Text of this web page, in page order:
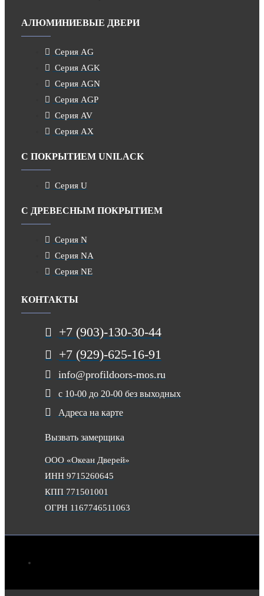
АЛЮМИНИЕВЫЕ ДВЕРИ
Серия AG
Серия AGK
Серия AGN
Серия AGP
Серия AV
Серия AX
С ПОКРЫТИЕМ UNILACK
Серия U
С ДРЕВЕСНЫМ ПОКРЫТИЕМ
Серия N
Серия NA
Серия NE
КОНТАКТЫ
+7 (903)-130-30-44
+7 (929)-625-16-91
info@profildoors-mos.ru
с 10-00 до 20-00 без выходных
Адреса на карте
Вызвать замерщика
ООО «Океан Дверей»
ИНН 9715260645
КПП 771501001
ОГРН 1167746511063